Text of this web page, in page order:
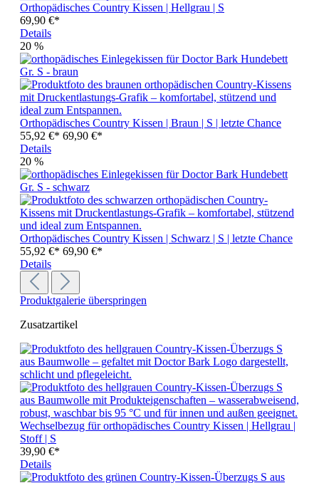
Orthopädisches Country Kissen | Hellgrau | S
69,90 €*
Details
20 %
Orthopädisches Country Kissen | Braun | S | letzte Chance
55,92 €* 69,90 €*
Details
20 %
Orthopädisches Country Kissen | Schwarz | S | letzte Chance
55,92 €* 69,90 €*
Details
Produktgalerie überspringen
Zusatzartikel
Wechselbezug für orthopädisches Country Kissen | Hellgrau |
Stoff | S
39,90 €*
Details